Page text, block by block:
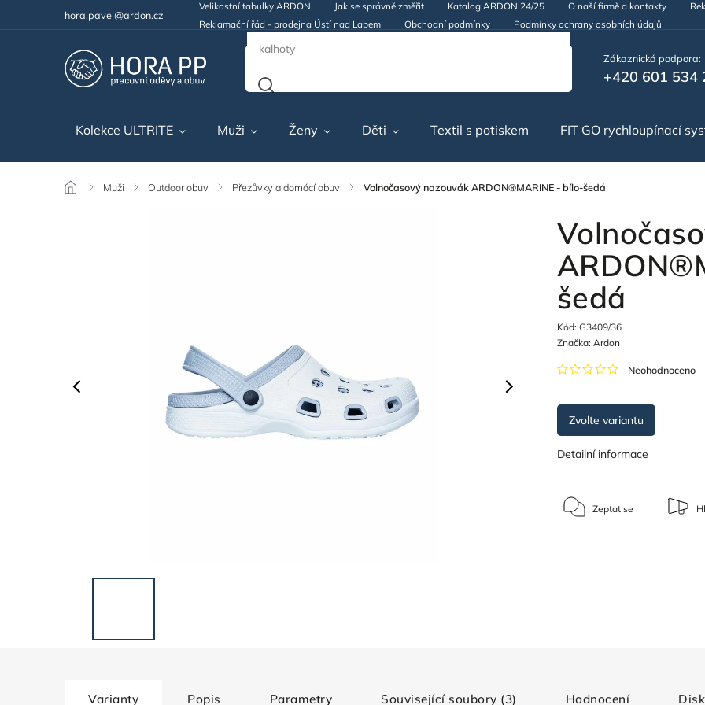
hora.pavel@ardon.cz
Velikostní tabulky ARDON Jak se správně změřit Katalog ARDON 24/25 O naší firmě a kontakty
Reklamační řád - prodejna Ústí nad Labem
Obchodní podmínky Podmínky ochrany osobních údajů
Zákaznická podpora:
+420 601 534
Kolekce ULTRITE Muži Ženy Děti Textil s potiskem FIT GO rychloupínací
/ Muži / Outdoor obuv / Přezůvky a domácí obuv / Volnočasový nazouvák ARDON®MARINE - bílo-šedá
šedá
Kód: G3409/36
Neohodnoceno
Značka: Ardon
Zvolte variantu
Detailní informace
Zeptat se
Varianty Popis Parametry Související soubory (3) Hodnocení